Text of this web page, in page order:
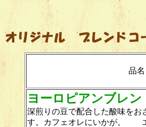
品名
ヨーロピアンブレン
深煎りの豆で配合した酸味をお
す。カフェオレにいかが。